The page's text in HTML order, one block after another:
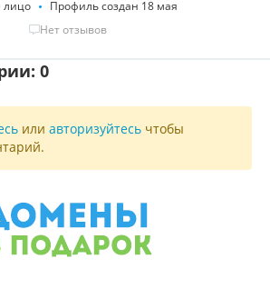
лицо
Профиль создан 18 мая
Нет отзывов
0
или авторизуйтесь чтобы